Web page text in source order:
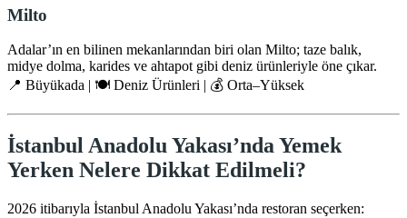
Milto
Adalar’ın en bilinen mekanlarından biri olan Milto; taze balık,
midye dolma, karides ve ahtapot gibi deniz ürünleriyle öne çıkar.
📍 Büyükada | 🍽️ Deniz Ürünleri | 💰 Orta–Yüksek
İstanbul Anadolu Yakası’nda Yemek
Yerken Nelere Dikkat Edilmeli?
2026 itibarıyla İstanbul Anadolu Yakası’nda restoran seçerken: